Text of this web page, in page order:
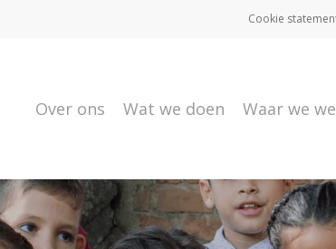
Cookie
Over ons Wat we doen Waar we